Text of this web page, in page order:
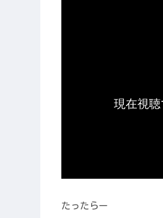
たったらー